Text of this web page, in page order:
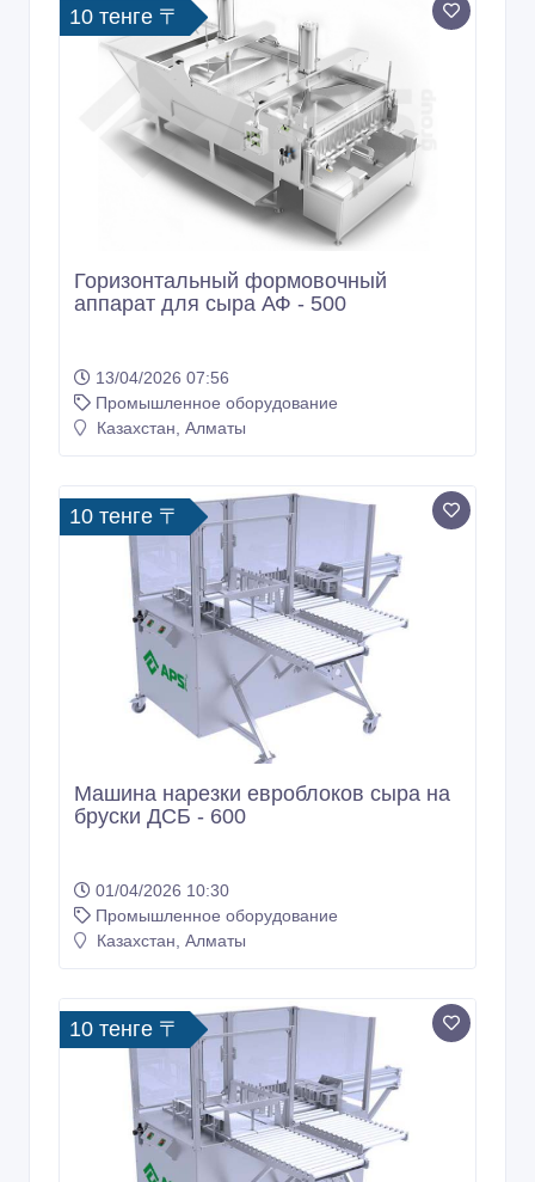
10 тенге 〒
Горизонтальный формовочный
аппарат для сыра АФ - 500
13/04/2026 07:56
Промышленное оборудование
Казахстан, Алматы
10 тенге 〒
Машина нарезки евроблоков сыра на
бруски ДСБ - 600
01/04/2026 10:30
Промышленное оборудование
Казахстан, Алматы
10 тенге 〒